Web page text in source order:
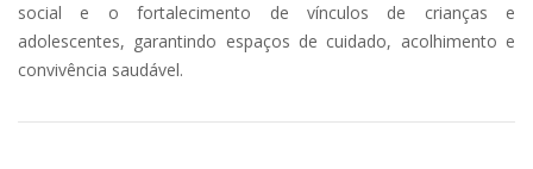
social e o fortalecimento de vínculos de crianças e
adolescentes, garantindo espaços de cuidado, acolhimento e
convivência saudável.